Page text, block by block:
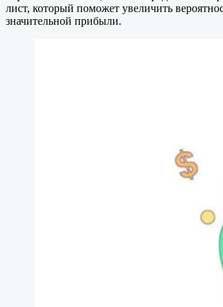
лист, который поможет увеличить
значительной прибыли.